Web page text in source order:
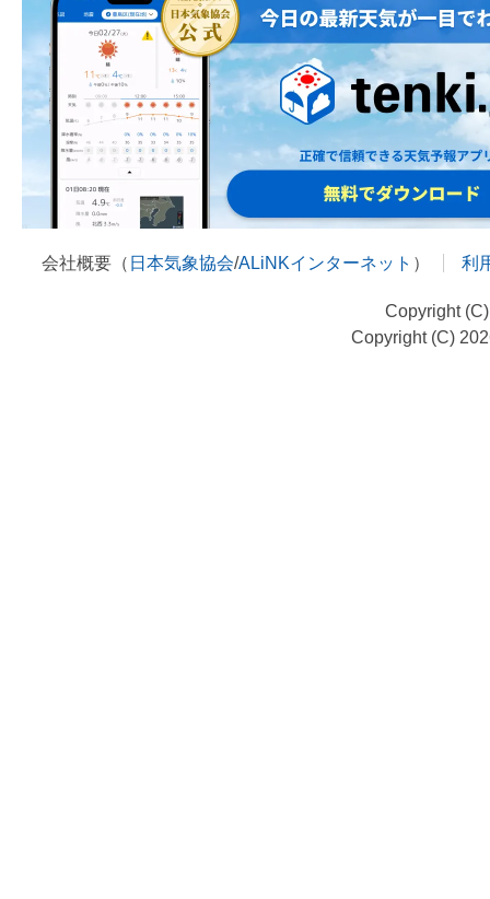
会社概要（ 日本気象協会/ALiNKインターネット ） 利
Copyright
Copyright (C)